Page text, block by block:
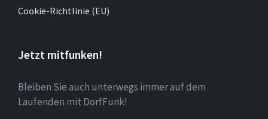
Cookie-Richtlinie (EU)
Jetzt mitfunken!
Bleiben Sie auch unterwegs immer auf dem
Laufenden mit DorfFunk!